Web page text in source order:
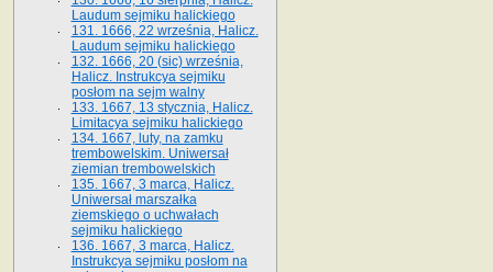
Laudum sejmiku halickiego
131. 1666, 22 września, Halicz.
Laudum sejmiku halickiego
132. 1666, 20 (sic) września,
Halicz. Instrukcya sejmiku
posłom na sejm walny
133. 1667, 13 stycznia, Halicz.
Limitacya sejmiku halickiego
134. 1667, luty, na zamku
trembowelskim. Uniwersał
ziemian trembowelskich
135. 1667, 3 marca, Halicz.
Uniwersał marszałka
ziemskiego o uchwałach
sejmiku halickiego
136. 1667, 3 marca, Halicz.
Instrukcya sejmiku posłom na